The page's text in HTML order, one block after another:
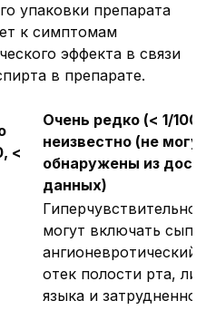
упаковки препарата
к симптомам
эффекта в связи
в препарате.
<
Очень редко (< 1/
неизвестно (не
обнаружены из
данных)
могут включать сыпь,
ангионевротический
отек полости рта,
языка и